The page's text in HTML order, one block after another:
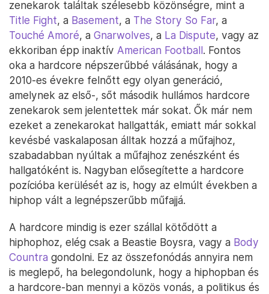
zenekarok találtak szélesebb közönségre, mint a
Title Fight, a Basement, a The Story So Far, a
Touché Amoré, a Gnarwolves, a La Dispute, vagy az
ekkoriban épp inaktív American Football. Fontos
oka a hardcore népszerűbbé válásának, hogy a
2010-es évekre felnőtt egy olyan generáció,
amelynek az első-, sőt második hullámos hardcore
zenekarok sem jelentettek már sokat. Ők már nem
ezeket a zenekarokat hallgatták, emiatt már sokkal
kevésbé vaskalaposan álltak hozzá a műfajhoz,
szabadabban nyúltak a műfajhoz zenészként és
hallgatóként is. Nagyban elősegítette a hardcore
pozícióba kerülését az is, hogy az elmúlt években a
hiphop vált a legnépszerűbb műfajjá.
A hardcore mindig is ezer szállal kötődött a
hiphophoz, elég csak a Beastie Boysra, vagy a Body
Countra gondolni. Ez az összefonódás annyira nem
is meglepő, ha belegondolunk, hogy a hiphopban és
a hardcore-ban mennyi a közös vonás, a politikus és